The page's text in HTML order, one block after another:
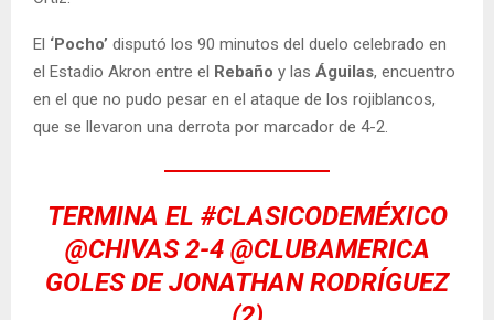
El ‘Pocho’ disputó los 90 minutos del duelo celebrado en
el Estadio Akron entre el Rebaño y las Águilas, encuentro
en el que no pudo pesar en el ataque de los rojiblancos,
que se llevaron una derrota por marcador de 4-2.
TERMINA EL #CLASICODEMÉXICO
@CHIVAS⁩ 2-4 ⁦ @CLUBAMERICA
GOLES DE JONATHAN RODRÍGUEZ